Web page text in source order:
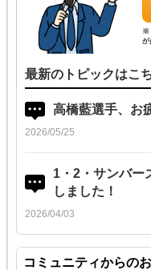
※
が
最新のトピックはこ
高橋藍選手、お
2026/05/25
1・2・サンバー
しました！
2026/04/03
コミュニティからの